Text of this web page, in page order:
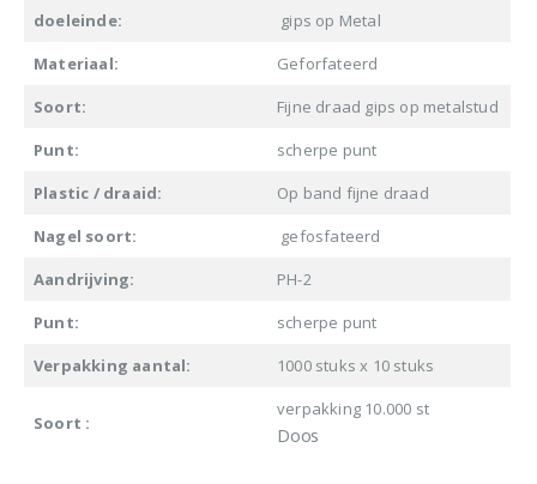
doeleinde:
gips op Metal
Materiaal:
Geforfateerd
Soort:
Fijne draad gips op metalstud
Punt:
scherpe punt
Plastic / draaid:
Op band fijne draad
Nagel soort:
gefosfateerd
Aandrijving:
PH-2
Punt:
scherpe punt
Verpakking aantal:
1000 stuks x 10 stuks
Soort :
verpakking 10.000 st
Doos